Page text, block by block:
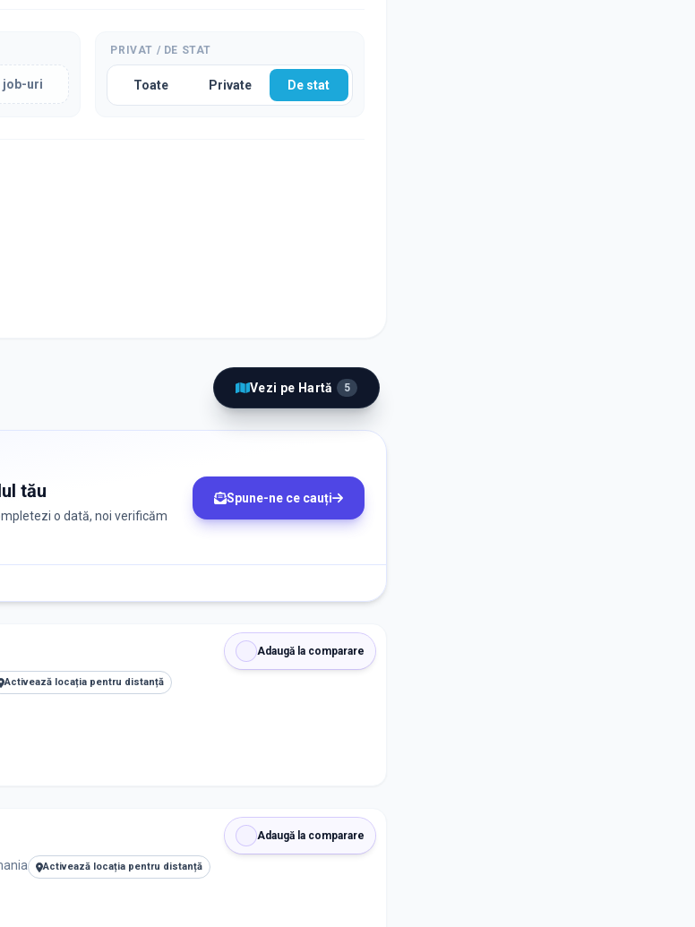
job-uri
PRIVAT / DE STAT
Toate Private De stat
Vezi pe Hartă 5
tău
o dată, noi verificăm
Spune-ne ce cauți
Adaugă la comparare
Activează locația pentru distanță
Adaugă la comparare
Activează locația pentru distanță